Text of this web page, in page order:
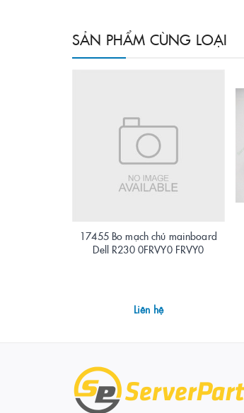
SẢN PHẨM CÙNG LOẠI
17455 Bo mạch chủ mainboard
Dell R230 0FRVY0 FRVY0
Liên hệ